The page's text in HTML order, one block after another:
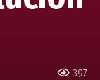
397